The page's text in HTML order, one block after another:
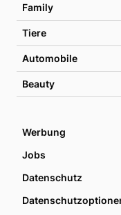
Family
Tiere
Automobile
Beauty
Werbung
Jobs
Datenschutz